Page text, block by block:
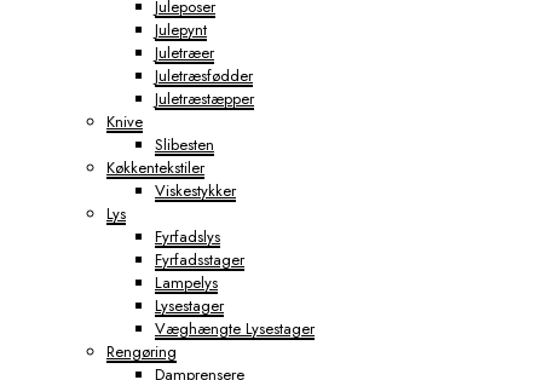
Juleposer
Julepynt
Juletræer
Juletræsfødder
Juletræstæpper
Knive
Slibesten
Køkkentekstiler
Viskestykker
Lys
Fyrfadslys
Fyrfadsstager
Lampelys
Lysestager
Væghængte Lysestager
Rengøring
Damprensere